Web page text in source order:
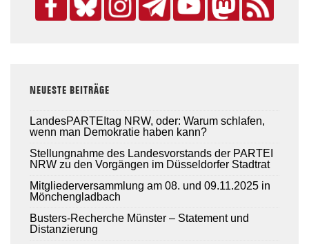
NEUESTE BEITRÄGE
LandesPARTEItag NRW, oder: Warum schlafen,
wenn man Demokratie haben kann?
Stellungnahme des Landesvorstands der PARTEI
NRW zu den Vorgängen im Düsseldorfer Stadtrat
Mitgliederversammlung am 08. und 09.11.2025 in
Mönchengladbach
Busters-Recherche Münster – Statement und
Distanzierung